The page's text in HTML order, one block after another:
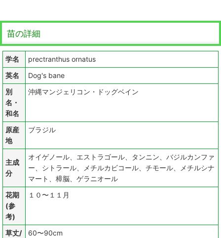
苗の詳細
学名
prectranthus ornatus
英名
Dog's bane
別
名・
和名
沖縄マンジェリコン・ドッグベイン
原産
地
ブラジル
主成
分
オイゲノール、エストラゴール、タンニン、バジルカンファ
ー、シトラール、メチルカビコール、チモール、メチルシナ
マート、樟脳、ゲラニオール
花期
(参
考)
１０〜１１月
草丈/
60〜90cm